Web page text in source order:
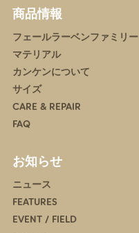
商品情報
フェールラーベンファミリー
マテリアル
カンケンについて
サイズ
CARE & REPAIR
FAQ
お知らせ
ニュース
FEATURES
EVENT / FIELD